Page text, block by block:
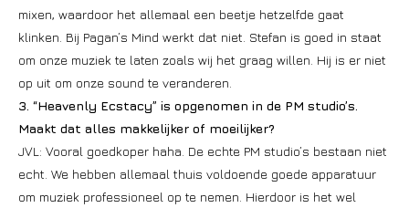
mixen, waardoor het allemaal een beetje hetzelfde gaat
klinken. Bij Pagan’s Mind werkt dat niet. Stefan is goed in staat
om onze muziek te laten zoals wij het graag willen. Hij is er niet
op uit om onze sound te veranderen.
3. “Heavenly Ecstacy” is opgenomen in de PM studio’s.
Maakt dat alles makkelijker of moeilijker?
JVL: Vooral goedkoper haha. De echte PM studio’s bestaan niet
echt. We hebben allemaal thuis voldoende goede apparatuur
om muziek professioneel op te nemen. Hierdoor is het wel